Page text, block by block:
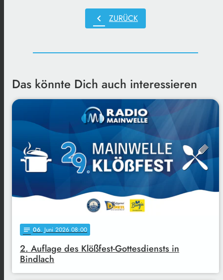
chevron_left ZURÜCK
Das könnte Dich auch interessieren
notes 06. Juni 2026 08:00
2. Auflage des Klößfest-Gottesdiensts in
Bindlach